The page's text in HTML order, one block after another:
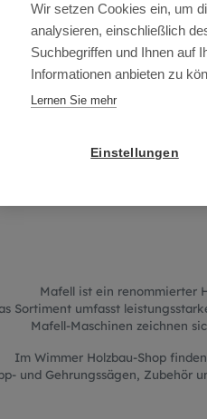
Mafell
Mafell ist ein renommierter
Sortiment umfasst
Mafell-Maschinen zeichnen
Im Wimmer Holzbau-Shop
und Gehrungssägen, Zubehör
Wir setzen Cookies ein, um
analysieren, einschließlich
Suchbegriffen und Ihnen auf
Informationen anbieten zu
Lernen Sie mehr
Einstellungen